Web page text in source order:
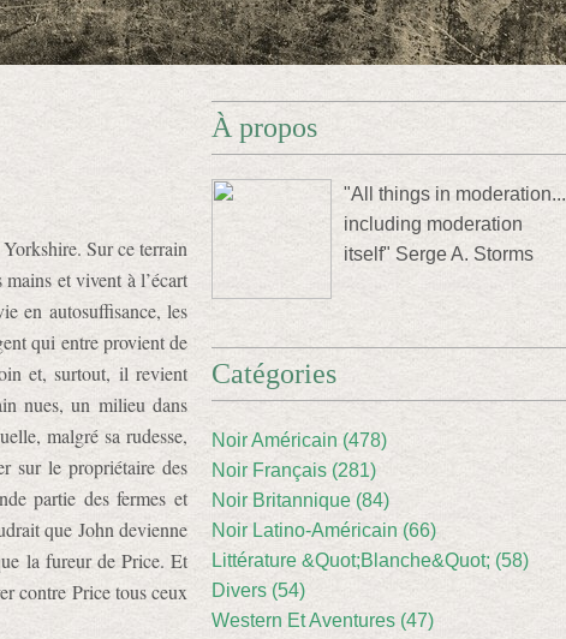
Sur ce terrain
et vivent à l’écart
en autosuffisance, les
qui entre provient de
et, surtout, il revient
nues, un milieu dans
malgré sa rudesse,
sur le propriétaire des
partie des fermes et
que John devienne
la fureur de Price. Et
contre Price tous ceux
À propos
"All things in moderation...
including moderation
itself" Serge A. Storms
Catégories
Noir Américain (478)
Noir Français (281)
Noir Britannique (84)
Noir Latino-Américain (66)
Littérature &Quot;Blanche&Quot; (58)
Divers (54)
Western Et Aventures (47)